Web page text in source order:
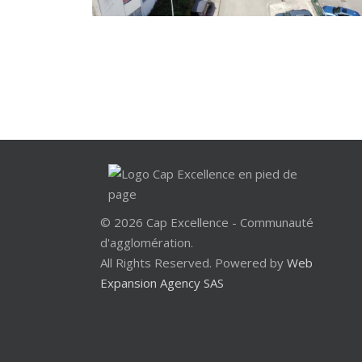
© 2026 Cap Excellence - Communauté
d'agglomération.
All Rights Reserved. Powered by Web
Expansion Agency SAS